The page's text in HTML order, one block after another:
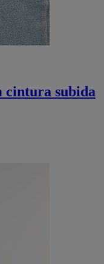
cintura subida